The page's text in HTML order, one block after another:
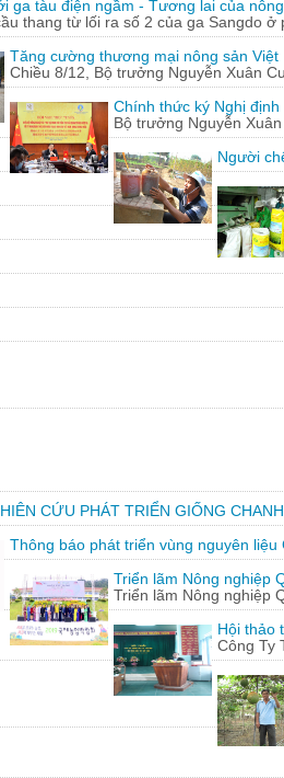
ga tàu điện ngầm - Tương lai của
thang từ lối ra số 2 của ga Sangdo ở
Tăng cường thương mại nông sản Việt
Chiều 8/12, Bộ trưởng Nguyễn Xuân
Chính thức ký Nghị
Bộ trưởng Nguyễn
Người
CỨU PHÁT TRIỂN GIỐNG
Thông báo phát triển vùng nguyên liệu
Triển lãm Nông nghiệp
Triển lãm Nông nghiệp
Hội thảo
Công Ty